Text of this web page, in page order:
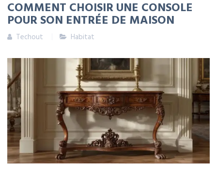
COMMENT CHOISIR UNE CONSOLE
POUR SON ENTRÉE DE MAISON
Techout Habitat